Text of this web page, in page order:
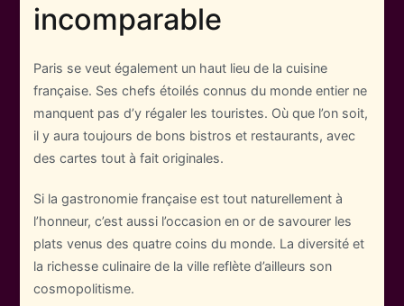
incomparable
Paris se veut également un haut lieu de la cuisine
française. Ses chefs étoilés connus du monde entier ne
manquent pas d’y régaler les touristes. Où que l’on soit,
il y aura toujours de bons bistros et restaurants, avec
des cartes tout à fait originales.
Si la gastronomie française est tout naturellement à
l’honneur, c’est aussi l’occasion en or de savourer les
plats venus des quatre coins du monde. La diversité et
la richesse culinaire de la ville reflète d’ailleurs son
cosmopolitisme.